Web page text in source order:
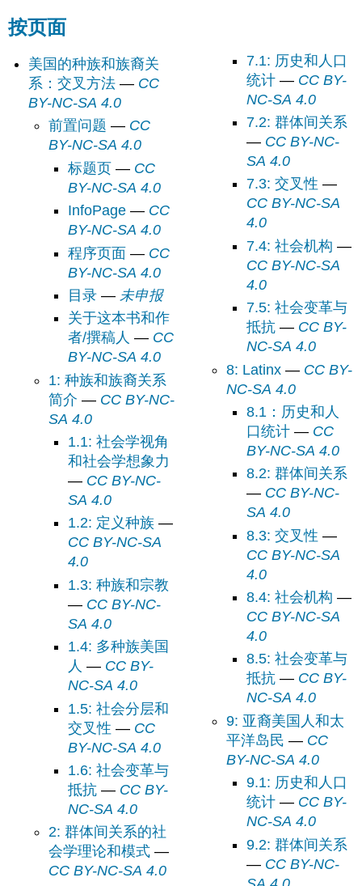
按页面
美国的种族和族裔关
系：交叉方法 — CC
BY-NC-SA 4.0
前置问题 — CC
BY-NC-SA 4.0
标题页 — CC
BY-NC-SA 4.0
InfoPage — CC
BY-NC-SA 4.0
程序页面 — CC
BY-NC-SA 4.0
目录 — 未申报
关于这本书和作
者/撰稿人 — CC
BY-NC-SA 4.0
1: 种族和族裔关系
简介 — CC BY-NC-
SA 4.0
1.1: 社会学视角
和社会学想象力
— CC BY-NC-
SA 4.0
1.2: 定义种族 —
CC BY-NC-SA
4.0
1.3: 种族和宗教
— CC BY-NC-
SA 4.0
1.4: 多种族美国
人 — CC BY-
NC-SA 4.0
1.5: 社会分层和
交叉性 — CC
BY-NC-SA 4.0
1.6: 社会变革与
抵抗 — CC BY-
NC-SA 4.0
2: 群体间关系的社
会学理论和模式—
CC BY-NC-SA 4.0
7.1: 历史和人口
统计— CC BY-
NC-SA 4.0
7.2: 群体间关系
— CC BY-NC-
SA 4.0
7.3: 交叉性 —
CC BY-NC-SA
4.0
7.4: 社会机构 —
CC BY-NC-SA
4.0
7.5: 社会变革与
抵抗— CC BY-
NC-SA 4.0
8: Latinx — CC BY-
NC-SA 4.0
8.1：历史和人
口统计— CC
BY-NC-SA 4.0
8.2: 群体间关系
— CC BY-NC-
SA 4.0
8.3: 交叉性 —
CC BY-NC-SA
4.0
8.4: 社会机构 —
CC BY-NC-SA
4.0
8.5: 社会变革与
抵抗— CC BY-
NC-SA 4.0
9: 亚裔美国人和太
平洋岛民 — CC
BY-NC-SA 4.0
9.1: 历史和人口
统计— CC BY-
NC-SA 4.0
9.2: 群体间关系
— CC BY-NC-